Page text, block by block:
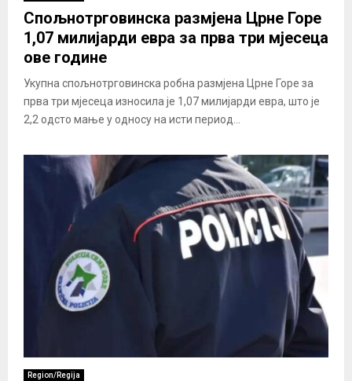
Спољнотрговинска размјена Црне Горе
1,07 милијарди евра за прва три мјесеца
ове године
Укупна спољнотрговинска робна размјена Црне Горе за
прва три мјесеца износила је 1,07 милијарди евра, што је
2,2 одсто мање у односу на исти период...
Region/Regija